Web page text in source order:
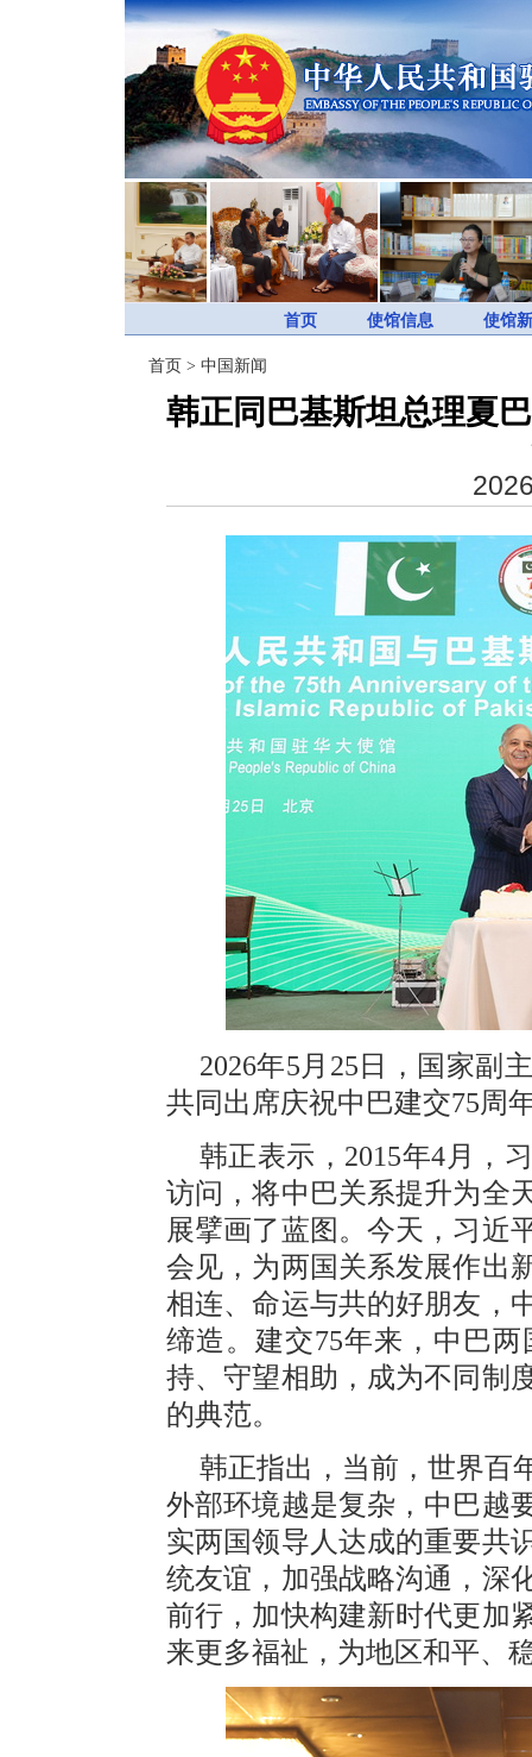
首页 使馆信息 使馆
首页 > 中国新闻
韩正同巴基斯坦总理夏
2026年5月25日，国家副
共同出席庆祝中巴建交75周
韩正表示，2015年4月，
访问，将中巴关系提升为全
展擘画了蓝图。今天，习近
会见，为两国关系发展作出
相连、命运与共的好朋友，
缔造。建交75年来，中巴
持、守望相助，成为不同制
的典范。
韩正指出，当前，世界百
外部环境越是复杂，中巴越
实两国领导人达成的重要共
统友谊，加强战略沟通，深
前行，加快构建新时代更加
来更多福祉，为地区和平、